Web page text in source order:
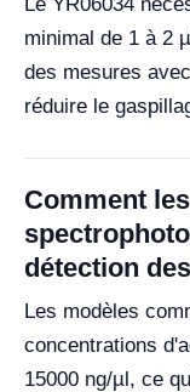
minimal de 1 à 2
des mesures
réduire le
Comment
détection
Les modèles
concentrations
15000 ng/µl, ce